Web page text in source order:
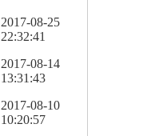
2017-08-25
22:32:41
2017-08-14
13:31:43
2017-08-10
10:20:57